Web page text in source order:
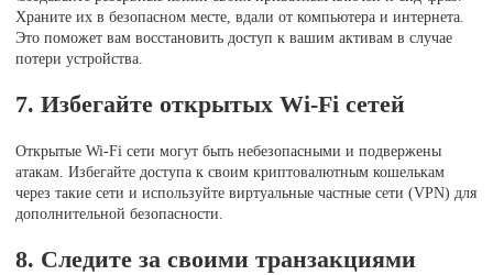
Храните их в безопасном месте, вдали от компьютера и интернета.
Это поможет вам восстановить доступ к вашим активам в случае
потери устройства.
7. Избегайте открытых Wi-Fi сетей
Открытые Wi-Fi сети могут быть небезопасными и подвержены
атакам. Избегайте доступа к своим криптовалютным кошелькам
через такие сети и используйте виртуальные частные сети (VPN) для
дополнительной безопасности.
8. Следите за своими транзакциями